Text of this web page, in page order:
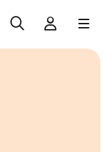
Zoeken